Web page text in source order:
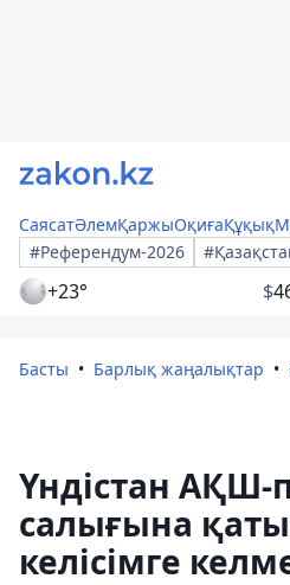
СаясатӘлемҚаржыОқиғаҚұқық
#Референдум-2026
+23° $
Басты Барлық жаңалықтар
Үндістан АҚШ-
салығына
келісімге